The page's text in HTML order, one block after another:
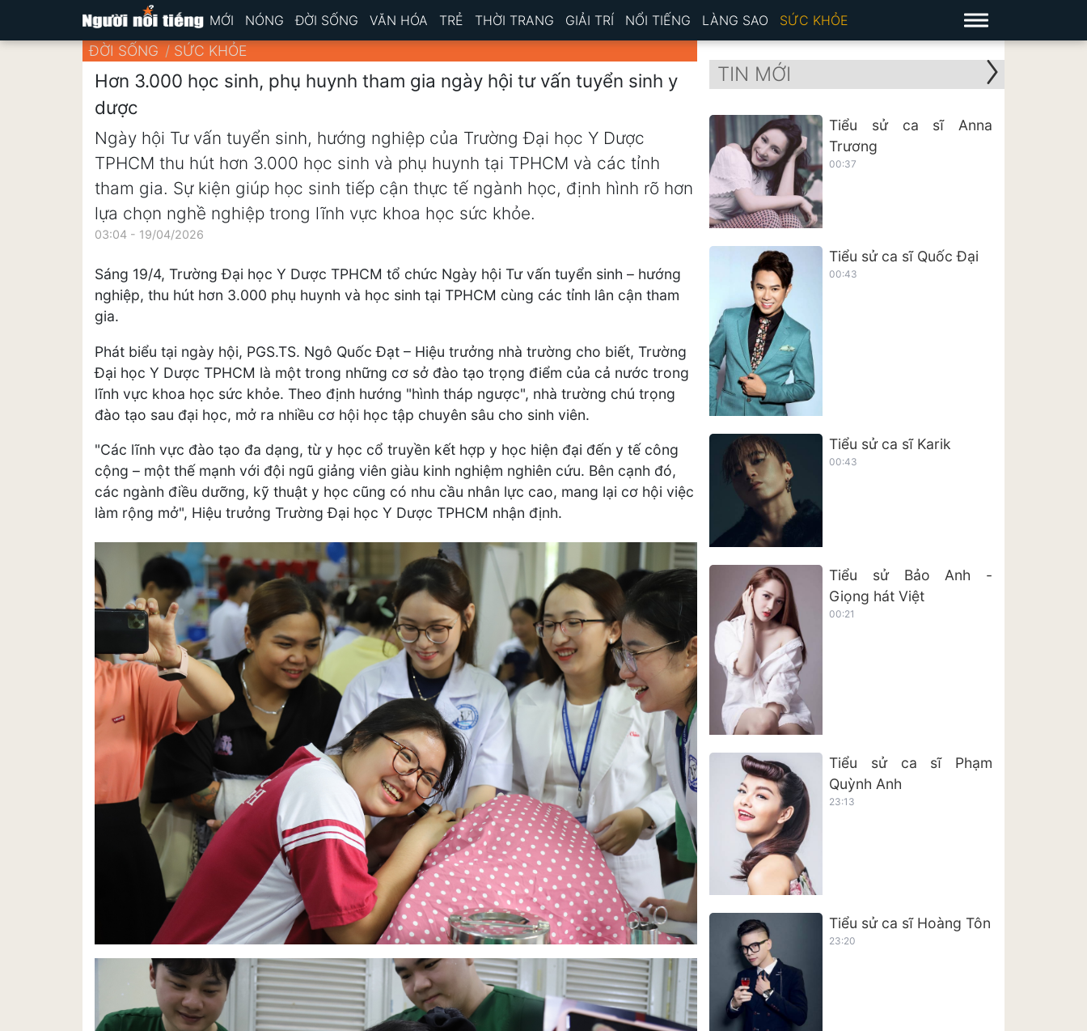
MỚI NÓNG ĐỜI SỐNG VĂN HÓA TRẺ THỜI TRANG GIẢI TRÍ NỔI TIẾNG LÀNG SAO SỨC KHỎE
ĐỜI SỐNG SỨC KHỎE
Hơn 3.000 học sinh, phụ huynh tham gia ngày hội tư vấn tuyển sinh y
dược
Ngày hội Tư vấn tuyển sinh, hướng nghiệp của Trường Đại học Y Dược
TPHCM thu hút hơn 3.000 học sinh và phụ huynh tại TPHCM và các tỉnh
tham gia. Sự kiện giúp học sinh tiếp cận thực tế ngành học, định hình rõ hơn
lựa chọn nghề nghiệp trong lĩnh vực khoa học sức khỏe.
03:04 - 19/04/2026
Sáng 19/4, Trường Đại học Y Dược TPHCM tổ chức Ngày hội Tư vấn tuyển sinh – hướng
nghiệp, thu hút hơn 3.000 phụ huynh và học sinh tại TPHCM cùng các tỉnh lân cận tham
gia.
Phát biểu tại ngày hội, PGS.TS. Ngô Quốc Đạt – Hiệu trưởng nhà trường cho biết, Trường
Đại học Y Dược TPHCM là một trong những cơ sở đào tạo trọng điểm của cả nước trong
lĩnh vực khoa học sức khỏe. Theo định hướng "hình tháp ngược", nhà trường chú trọng
đào tạo sau đại học, mở ra nhiều cơ hội học tập chuyên sâu cho sinh viên.
"Các lĩnh vực đào tạo đa dạng, từ y học cổ truyền kết hợp y học hiện đại đến y tế công
cộng – một thế mạnh với đội ngũ giảng viên giàu kinh nghiệm nghiên cứu. Bên cạnh đó,
các ngành điều dưỡng, kỹ thuật y học cũng có nhu cầu nhân lực cao, mang lại cơ hội việc
làm rộng mở", Hiệu trưởng Trường Đại học Y Dược TPHCM nhận định.
TIN MỚI
Tiểu sử ca sĩ Anna
Trương
00:37
Tiểu sử ca sĩ Quốc Đại
00:43
Tiểu sử ca sĩ Karik
00:43
Tiểu sử Bảo Anh -
Giọng hát Việt
00:21
Tiểu sử ca sĩ Phạm
Quỳnh Anh
23:13
Tiểu sử ca sĩ Hoàng Tôn
23:20